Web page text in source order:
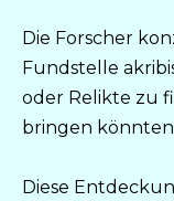
Die Forscher
Fundstelle
oder Relikte zu
bringen
Diese